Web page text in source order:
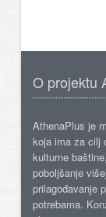
O projektu
AthenaPlus je
koja ima za cilj
kulturne
poboljšanje
prilagođavanje
potrebama.